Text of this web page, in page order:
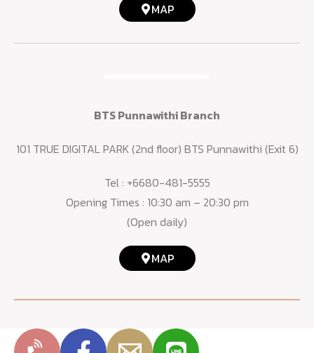
MAP
BTS Punnawithi Branch
101 TRUE DIGITAL PARK (2nd floor) BTS Punnawithi (Exit 6)
Tel : +6680-481-5555
Opening Times : 10:30 am – 20:30 pm
(Open daily)
MAP